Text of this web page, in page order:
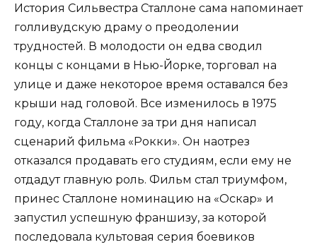
История Сильвестра Сталлоне сама напоминает
голливудскую драму о преодолении
трудностей. В молодости он едва сводил
концы с концами в Нью-Йорке, торговал на
улице и даже некоторое время оставался без
крыши над головой. Все изменилось в 1975
году, когда Сталлоне за три дня написал
сценарий фильма «Рокки». Он наотрез
отказался продавать его студиям, если ему не
отдадут главную роль. Фильм стал триумфом,
принес Сталлоне номинацию на «Оскар» и
запустил успешную франшизу, за которой
последовала культовая серия боевиков